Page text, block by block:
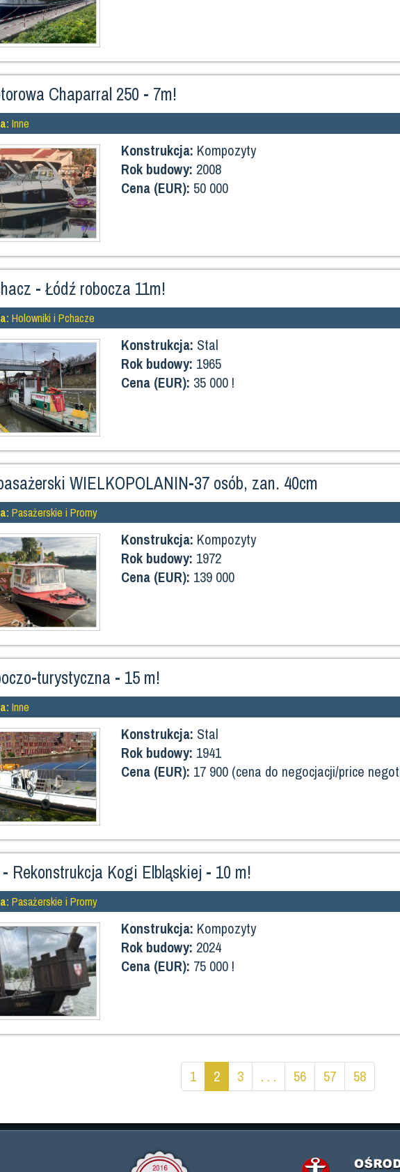
Chaparral 250 - 7m!
Inne
Konstrukcja: Kompozyty
Rok budowy: 2008
Cena (EUR): 50 000
- Łódź robocza 11m!
Holowniki i Pchacze
Konstrukcja: Stal
Rok budowy: 1965
Cena (EUR): 35 000 !
WIELKOPOLANIN-37 osób, zan. 40cm
Pasażerskie i Promy
Konstrukcja: Kompozyty
Rok budowy: 1972
Cena (EUR): 139 000
turystyczna - 15 m!
Inne
Konstrukcja: Stal
Rok budowy: 1941
Cena (EUR): 17 900 (cena do negocjacji/price
Rekonstrukcja Kogi Elbląskiej - 10 m!
Pasażerskie i Promy
Konstrukcja: Kompozyty
Rok budowy: 2024
Cena (EUR): 75 000 !
1 2 3 . . . 56 57 58